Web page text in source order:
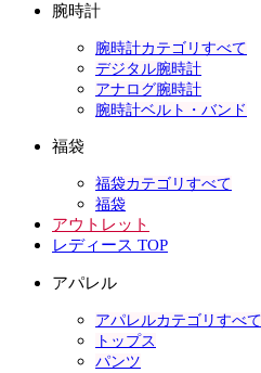
腕時計
腕時計カテゴリすべて
デジタル腕時計
アナログ腕時計
腕時計ベルト・バンド
福袋
福袋カテゴリすべて
福袋
アウトレット
レディース TOP
アパレル
アパレルカテゴリすべて
トップス
パンツ